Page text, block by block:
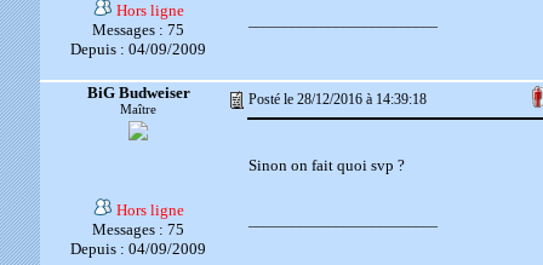
Hors ligne
Messages : 75
Depuis : 04/09/2009
BiG Budweiser
Maître
Posté le 28/12/2016 à 14:39:18
Hors ligne
Messages : 75
Depuis : 04/09/2009
Sinon on fait quoi svp ?